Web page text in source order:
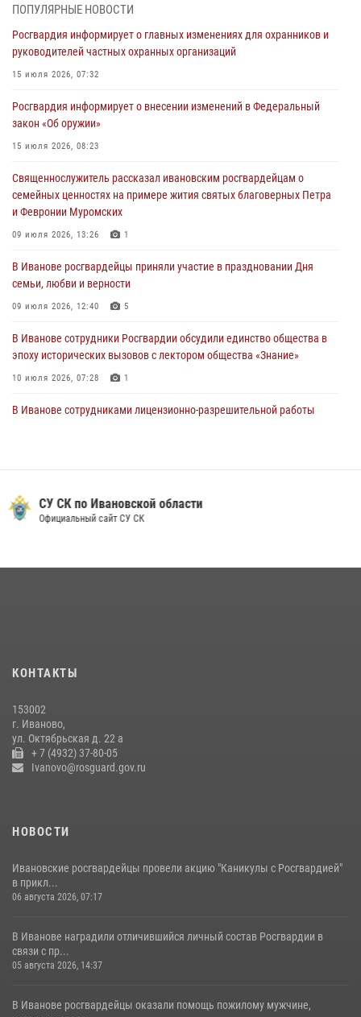
празднования Дня Крещения Руси
28 июля 2026, 08:57
Росгвардии для ивановской молодежи
27 июля 2026, 14:10
занятие с вопитанниками детского лагеря
27 июля 2026, 12:56
Координационный совет по взаимодействию с частными
Ивановской области
24 июля 2026, 15:25
ПОПУЛЯРНЫЕ НОВОСТИ
Росгвардия информирует о главных изменениях для охранников и
руководителей частных охранных организаций
15 июля 2026, 07:32
Росгвардия информирует о внесении изменений в Федеральный
закон «Об оружии»
15 июля 2026, 08:23
Священнослужитель рассказал ивановским росгвардейцам о
семейных ценностях на примере жития святых благоверных Петра
и Февронии Муромских
09 июля 2026, 13:26 1
В Иванове росгвардейцы приняли участие в праздновании Дня
семьи, любви и верности
09 июля 2026, 12:40 5
В Иванове сотрудники Росгвардии обсудили единство общества в
эпоху исторических вызовов с лектором общества «Знание»
10 июля 2026, 07:28 1
В Иванове сотрудниками лицензионно-разрешительной работы
более 250 единиц оружия
08 июля 2026, 09:39
схожий с гранатой
15 июля 2026, 13:03
СУ СК по Ивановской области
Официальный сайт СУ СК
КОНТАКТЫ
153002
г. Иваново,
ул. Октябрьская д. 22 а
+ 7 (4932) 37-80-05
Ivanovo@rosguard.gov.ru
НОВОСТИ
Ивановские росгвардейцы провели акцию "Каникулы с Росгвардией"
в прикл...
06 августа 2026, 07:17
В Иванове наградили отличившийся личный состав Росгвардии в
связи с пр...
05 августа 2026, 14:37
В Иванове росгвардейцы оказали помощь пожилому мужчине,